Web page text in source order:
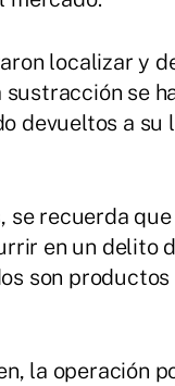
localizar y
se
devueltos a su
se recuerda
en un delito
son
la operación